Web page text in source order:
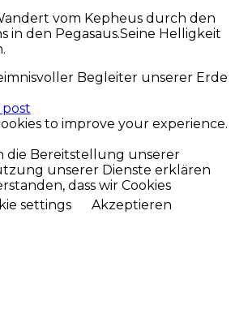
vom Kepheus durch den
in den Pegasaus.Seine Helligkeit
to improve your experience.
die Bereitstellung unserer
unserer Dienste erklären
dass wir Cookies
settings Akzeptieren